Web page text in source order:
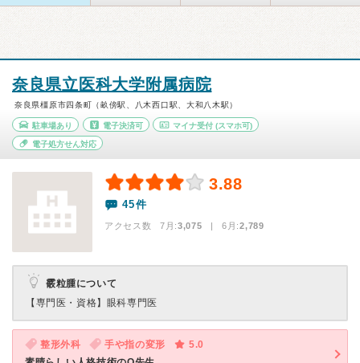
奈良県立医科大学附属病院
奈良県橿原市四条町（畝傍駅、八木西口駅、大和八木駅）
駐車場あり 電子決済可 マイナ受付 (スマホ可)
電子処方せん対応
3.88
45件
アクセス数 7月:3,075 | 6月:2,789
霰粒腫について
【専門医・資格】 眼科専門医
整形外科 手や指の変形
5.0